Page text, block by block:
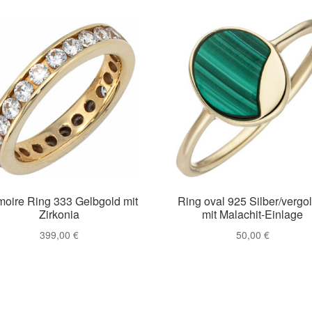
Ring 333 Gelbgold mit
Zirkonia
399,00€
Ring oval 925 Silber/
mit Malachit-Einlage
50,00 €